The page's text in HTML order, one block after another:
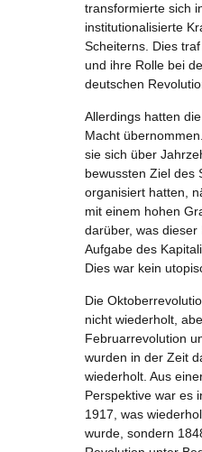
transformierte sich
institutionalisierte
Scheiterns. Dies
und ihre Rolle bei
deutschen
Allerdings hatten
Macht
sie sich über
bewussten Ziel des
organisiert hatten,
mit einem hohen
darüber, was dieser
Aufgabe des
Dies war kein
Die
nicht wiederholt,
Februarrevolution
wurden in der Zeit
wiederholt. Aus
Perspektive war es
1917, was
wurde, sondern